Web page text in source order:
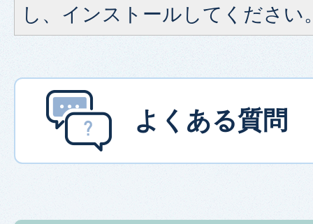
し、インストールしてください
よくある質問